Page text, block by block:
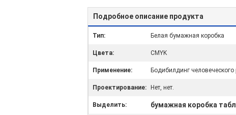
Подробное описание продукта
Тип: Белая бумажная коробка
Цвета: CMYK
Применение: Бодибилдинг человеческого
Проектирование: Нет, нет.
Выделить: бумажная коробка